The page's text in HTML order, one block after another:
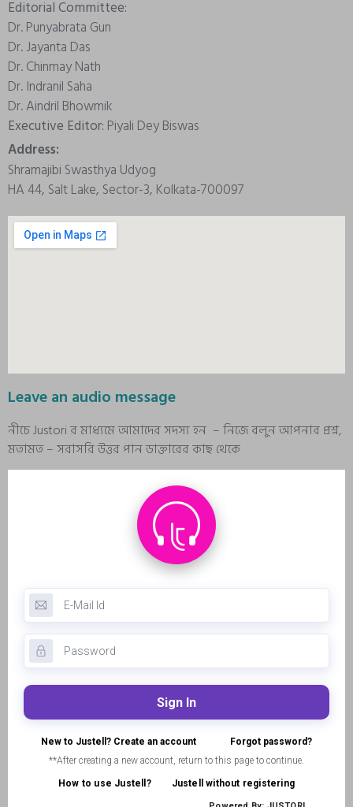
Editorial Committee:
Dr. Punyabrata Gun
Dr. Jayanta Das
Dr. Chinmay Nath
Dr. Indranil Saha
Dr. Aindril Bhowmik
Executive Editor: Piyali Dey Biswas
Address:
Shramajibi Swasthya Udyog
HA 44, Salt Lake, Sector-3, Kolkata-700097
Leave an audio message
নীচে Justori র মাধ্যমে আমাদের সদস্য হন – নিজে বলুন আপনার প্রশ্ন,
মতামত – সরাসরি উত্তর পান ডাক্তারের কাছ থেকে